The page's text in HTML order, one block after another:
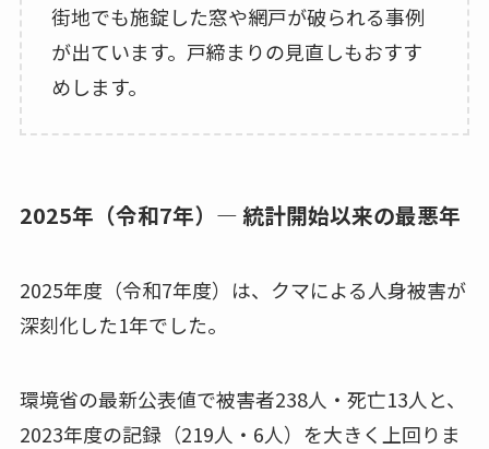
街地でも施錠した窓や網戸が破られる事例
が出ています。戸締まりの見直しもおすす
めします。
2025年（令和7年）― 統計開始以来の最悪年
2025年度（令和7年度）は、クマによる人身被害が
深刻化した1年でした。
環境省の最新公表値で被害者238人・死亡13人と、
2023年度の記録（219人・6人）を大きく上回りま